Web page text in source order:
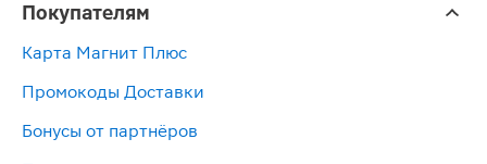
Покупателям
Карта Магнит Плюс
Промокоды Доставки
Бонусы от партнёров